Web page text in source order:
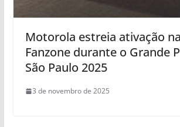
Motorola estreia ativação
Fanzone durante o Grande
São Paulo 2025
3 de novembro de 2025